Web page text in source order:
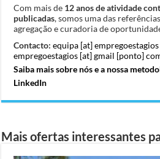
Com mais de 12 anos de atividade
publicadas, somos uma das
agregação e curadoria de
Contacto: equipa [at]
empregoestagios [at] gmail [ponto]
Saiba mais sobre nós e a nossa
LinkedIn
Mais ofertas interessantes